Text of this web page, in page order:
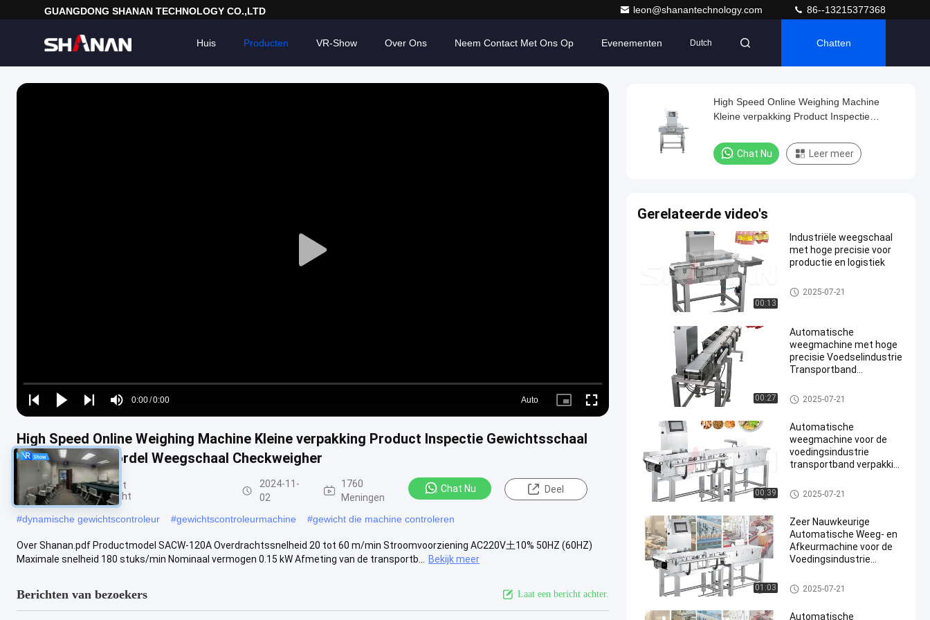
GUANGDONG SHANAN TECHNOLOGY CO.,LTD leon@shanantechnology.com 86--13215377368
Huis Producten VR-Show Over Ons Neem Contact Met Ons Op Evenementen Dutch Chatten
Play
Play
Play
Play
Mute
Time
0:00/0:00
Loaded:
0%
Auto
Picture- Fullscreen
High Speed Online Weighing Machine Kleine verpakking Product Inspectie Gewichtsschaal
Hoogprecisie Gordel Weegschaal Checkweigher
De Controleur van het
transportbandgewicht
2024-11-
02
1760
Meningen
Chat Nu Deel
#dynamische gewichtscontroleur #gewichtscontroleurmachine #gewicht die machine controleren
Over Shanan.pdf Productmodel SACW-120A Overdrachtssnelheid 20 tot 60 m/min Stroomvoorziening AC220V土10% 50HZ (60HZ)
Maximale snelheid 180 stuks/min Nominaal vermogen 0.15 kW Afmeting van de transportb...
Bekijk meer
Berichten van bezoekers Laat een bericht achter.
High Speed Online Weighing Machine
Kleine verpakking Product Inspectie
Weegschaal Checkweigher
Chat Nu Leer meer
Gerelateerde video's
00:13
Industriële weegschaal
met hoge precisie voor
productie en logistiek
De Controleur van het transpor
tbandgewicht
2025-07-21
00:27
Automatische
weegmachine met hoge
precisie Voedselindustrie
Transportband
Farmaceutische
producten
De Controleur van het transpor
tbandgewicht
2025-07-21
00:39
Automatische
weegmachine voor de
voedingsindustrie
transportband verpakking
gewichtssorteermachine
De Controleur van het transpor
tbandgewicht
2025-07-21
01:03
Zeer Nauwkeurige
Automatische Weeg- en
Afkeurmachine voor de
Voedingsindustrie
Checkweigher 300g-30kg
De Controleur van het transpor
tbandgewicht
2025-07-21
Automatische